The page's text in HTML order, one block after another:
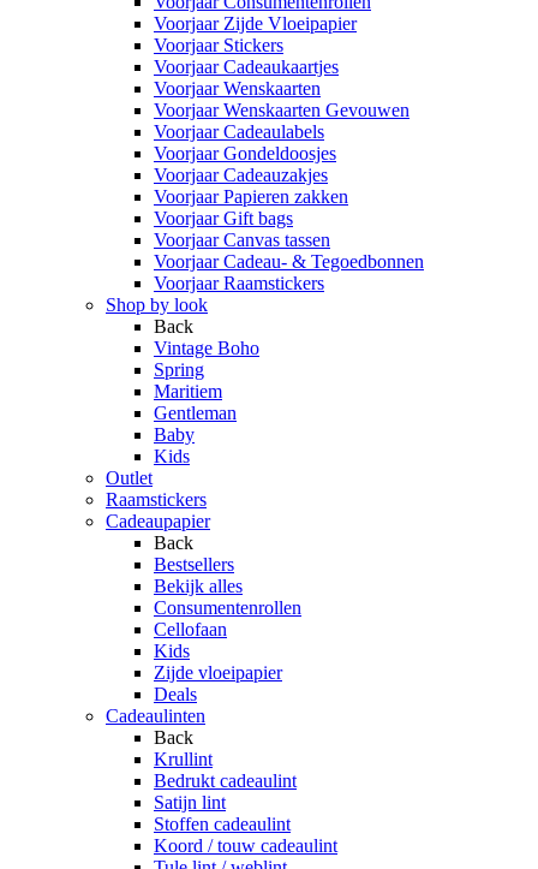
Voorjaar Zijde Vloeipapier
Voorjaar Stickers
Voorjaar Cadeaukaartjes
Voorjaar Wenskaarten
Voorjaar Wenskaarten Gevouwen
Voorjaar Cadeaulabels
Voorjaar Gondeldoosjes
Voorjaar Cadeauzakjes
Voorjaar Papieren zakken
Voorjaar Gift bags
Voorjaar Canvas tassen
Voorjaar Cadeau- & Tegoedbonnen
Voorjaar Raamstickers
Shop by look
Back
Vintage Boho
Spring
Maritiem
Gentleman
Baby
Kids
Outlet
Raamstickers
Cadeaupapier
Back
Bestsellers
Bekijk alles
Consumentenrollen
Cellofaan
Kids
Zijde vloeipapier
Deals
Cadeaulinten
Back
Krullint
Bedrukt cadeaulint
Satijn lint
Stoffen cadeaulint
Koord / touw cadeaulint